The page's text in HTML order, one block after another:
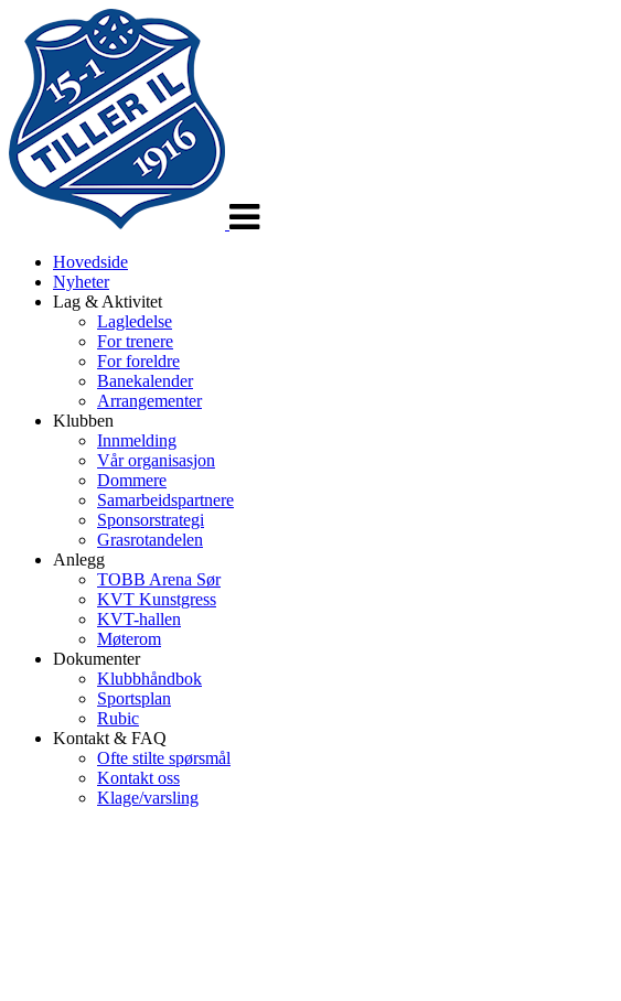
Hovedside
Nyheter
Lag & Aktivitet
Lagledelse
For trenere
For foreldre
Banekalender
Arrangementer
Klubben
Innmelding
Vår organisasjon
Dommere
Samarbeidspartnere
Sponsorstrategi
Grasrotandelen
Anlegg
TOBB Arena Sør
KVT Kunstgress
KVT-hallen
Møterom
Dokumenter
Klubbhåndbok
Sportsplan
Rubic
Kontakt & FAQ
Ofte stilte spørsmål
Kontakt oss
Klage/varsling